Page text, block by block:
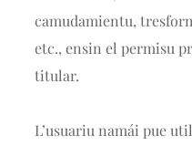
camudamientu,
etc., ensin el permisu
titular.
L’usuariu namái pue